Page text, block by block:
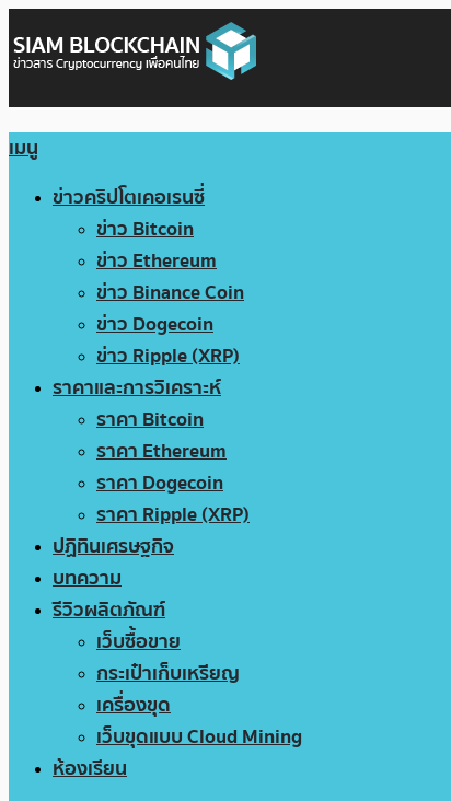
เมนู
ข่าวคริปโตเคอเรนซี่
ข่าว Bitcoin
ข่าว Ethereum
ข่าว Binance Coin
ข่าว Dogecoin
ข่าว Ripple (XRP)
ราคาและการวิเคราะห์
ราคา Bitcoin
ราคา Ethereum
ราคา Dogecoin
ราคา Ripple (XRP)
ปฏิทินเศรษฐกิจ
บทความ
รีวิวผลิตภัณฑ์
เว็บซื้อขาย
กระเป๋าเก็บเหรียญ
เครื่องขุด
เว็บขุดแบบ Cloud Mining
ห้องเรียน